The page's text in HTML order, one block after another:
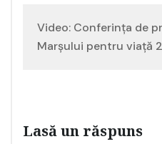
Video: Conferinţa de
Marşului pentru viaţă
Lasă un răspuns